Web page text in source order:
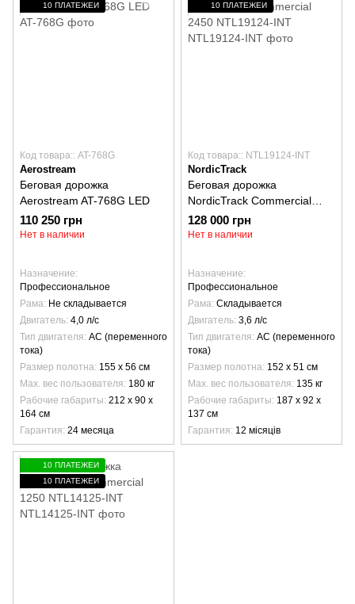
10 ПЛАТЕЖЕЙ
Код товара:: AT-768G
Aerostream
Беговая дорожка
Aerostream AT-768G LED
110 250 грн
Нет в наличии
Назначение
Профессиональное
Рама Не складывается
Двигатель 4,0 л/с
Тип двигателя AC (переменного
тока)
Размер полотна 155 х 56 см
Max. вес пользователя 180 кг
Рабочие габариты 212 х 90 х
164 см
Гарантия 24 месяца
10 ПЛАТЕЖЕЙ
Код товара:: NTL19124-INT
NordicTrack
Беговая дорожка
NordicTrack Commercial
2450 NTL19124-INT
128 000 грн
Нет в наличии
Назначение
Профессиональное
Рама Складывается
Двигатель 3,6 л/с
Тип двигателя AC (переменного
тока)
Размер полотна 152 х 51 см
Max. вес пользователя 135 кг
Рабочие габариты 187 х 92 х
137 см
Гарантия 12 місяців
10 ПЛАТЕЖЕЙ
10 ПЛАТЕЖЕЙ